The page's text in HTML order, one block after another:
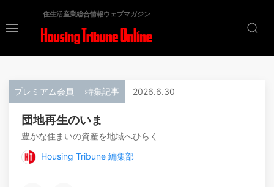
住生活産業総合情報ウェブマガジン
プレミアム会員 特集記事 2026.6.30
団地再生のいま
豊かな住まいの資産を地域へひらく
Housing Tribune 編集部